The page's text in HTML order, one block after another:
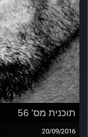
תוכנית מס' 56
20/09/2016